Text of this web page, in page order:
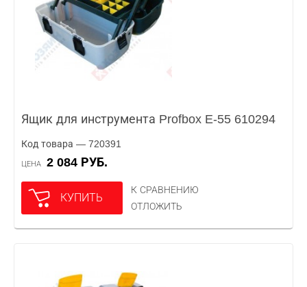
Ящик для инструмента Profbox E-55 610294
Код товара — 720391
ЦЕНА 2 084 РУБ.
КУПИТЬ
К СРАВНЕНИЮ
ОТЛОЖИТЬ